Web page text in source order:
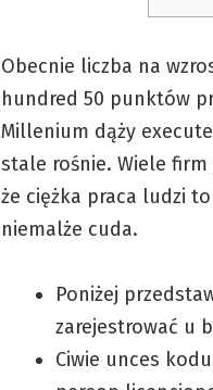
Obecnie liczba na
hundred 50 punktów
Millenium dąży
stale rośnie. Wiele
że ciężka praca ludzi
niemalże cuda.
Poniżej
zarejestrować u
Ciwie unces